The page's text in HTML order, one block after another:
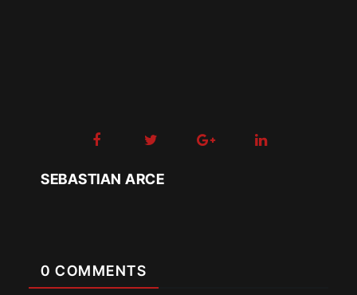
SEBASTIAN ARCE
0 COMMENTS